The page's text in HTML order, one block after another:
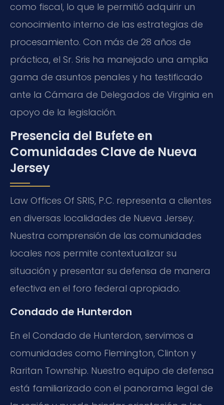
como fiscal, lo que le permitió adquirir un
conocimiento interno de las estrategias de
procesamiento. Con más de 28 años de
práctica, el Sr. Sris ha manejado una amplia
gama de asuntos penales y ha testificado
ante la Cámara de Delegados de Virginia en
apoyo de la legislación.
Presencia del Bufete en
Comunidades Clave de Nueva
Jersey
Law Offices Of SRIS, P.C. representa a clientes
en diversas localidades de Nueva Jersey.
Nuestra comprensión de las comunidades
locales nos permite contextualizar su
situación y presentar su defensa de manera
efectiva en el foro federal apropiado.
Condado de Hunterdon
En el Condado de Hunterdon, servimos a
comunidades como Flemington, Clinton y
Raritan Township. Nuestro equipo de defensa
está familiarizado con el panorama legal de